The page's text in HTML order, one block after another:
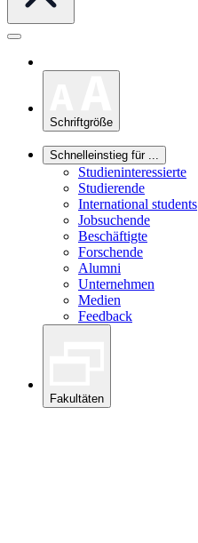
Schriftgröße
Schnelleinstieg für ...
Studieninteressierte
Studierende
International students
Jobsuchende
Beschäftigte
Forschende
Alumni
Unternehmen
Medien
Feedback
Fakultäten